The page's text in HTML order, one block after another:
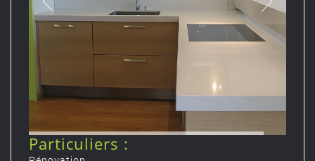
Particuliers :